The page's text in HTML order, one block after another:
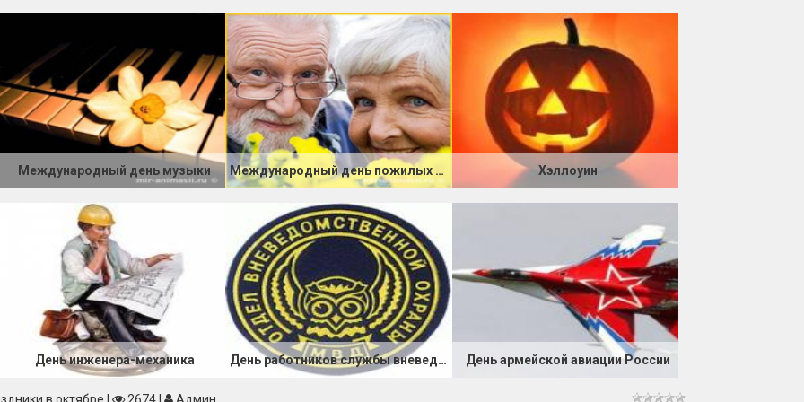
Учителя родные наши!
Светлее рядом с Вами жить.
Вы посвятили в суть явлений,
Раскрыли всех наук секрет,
Вы расщепили атом лени,
Что в нас таился много лет.
Вы жаждой знаний нас пронзили,
Как луч пронзает темный свет,
Мы ускорение получили
На световых десятки лет.
И обещаем, веря твердо,
(Кто ищет, тот всегда найдет!),
Что нашу школу самой лучшей
Весь мир когда - то назовет!
***
Учитель, школьный учитель!
Вы, за нас беспокоясь,
Незримо в космос помчитесь,
Пойдете в тайгу на поиск,
В пустыню по зыбким дюнам,
В море пенной дорогой...
Мы - Ваша вечная юность,
Надежда, радость, тревога.
Вам по-прежнему нет покоя,
Международный день музыки Международный день пожилых людей Хэллоуин
День инженера-механика День работников службы вневедомственной охраны МВД День армейской авиации России
в октябре 2674 Админ